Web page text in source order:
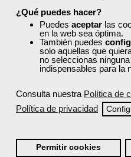
¿Qué puedes hacer?
Puedes aceptar las
en la web sea óptima.
También puedes
solo aquellas que
no seleccionas
indispensables para la
Consulta nuestra Política de
Política de privacidad
Permitir cookies